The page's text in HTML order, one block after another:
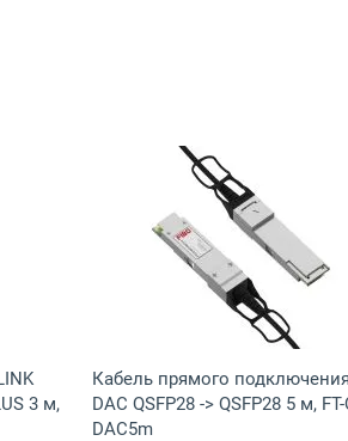
DA-1m-&gt; 4 x SFP28 5 м, LRDAC-QSFP28-
Разветвляющий кабель LR-LINK AOC
3 м,
Открыть
Кабель прямого
DAC QSFP28 -> QSFP28 5 м,
DAC5m